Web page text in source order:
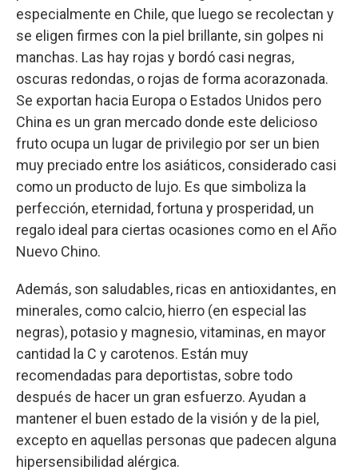
especialmente en Chile, que luego se recolectan y
se eligen firmes con la piel brillante, sin golpes ni
manchas. Las hay rojas y bordó casi negras,
oscuras redondas, o rojas de forma acorazonada.
Se exportan hacia Europa o Estados Unidos pero
China es un gran mercado donde este delicioso
fruto ocupa un lugar de privilegio por ser un bien
muy preciado entre los asiáticos, considerado casi
como un producto de lujo. Es que simboliza la
perfección, eternidad, fortuna y prosperidad, un
regalo ideal para ciertas ocasiones como en el Año
Nuevo Chino.
Además, son saludables, ricas en antioxidantes, en
minerales, como calcio, hierro (en especial las
negras), potasio y magnesio, vitaminas, en mayor
cantidad la C y carotenos. Están muy
recomendadas para deportistas, sobre todo
después de hacer un gran esfuerzo. Ayudan a
mantener el buen estado de la visión y de la piel,
excepto en aquellas personas que padecen alguna
hipersensibilidad alérgica.